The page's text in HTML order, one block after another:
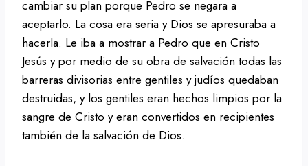
cambiar su plan porque Pedro se negara a
aceptarlo. La cosa era seria y Dios se apresuraba a
hacerla. Le iba a mostrar a Pedro que en Cristo
Jesús y por medio de su obra de salvación todas las
barreras divisorias entre gentiles y judíos quedaban
destruidas, y los gentiles eran hechos limpios por la
sangre de Cristo y eran convertidos en recipientes
también de la salvación de Dios.